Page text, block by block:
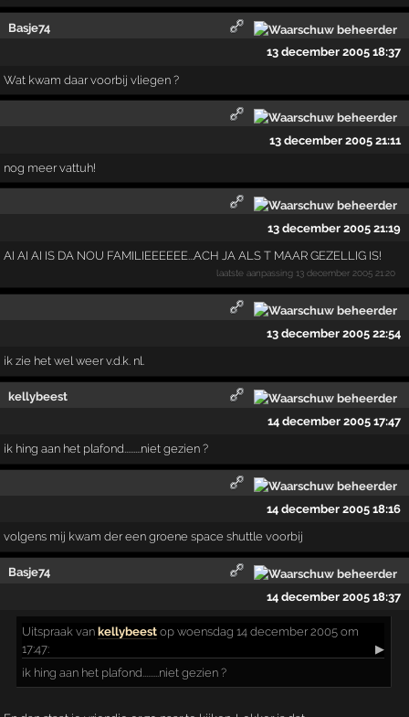
Basje74
13 december 2005 18:37
Wat kwam daar voorbij vliegen ?
13 december 2005 21:11
nog meer vattuh!
13 december 2005 21:19
AI AI AI IS DA NOU FAMILIEEEEEE...ACH JA ALS T MAAR GEZELLIG IS!
laatste aanpassing13 december 2005 21:20
13 december 2005 22:54
ik zie het wel weer v.d.k. nl.
kellybeest
14 december 2005 17:47
ik hing aan het plafond.........niet gezien ?
14 december 2005 18:16
volgens mij kwam der een groene space shuttle voorbij
Basje74
14 december 2005 18:37
Uitspraak vankellybeest op woensdag 14 december 2005 om
17:47:
▶
ik hing aan het plafond.........niet gezien ?